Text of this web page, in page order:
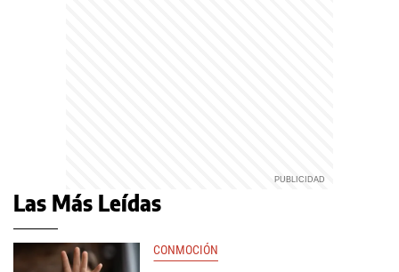
Las Más Leídas
CONMOCIÓN